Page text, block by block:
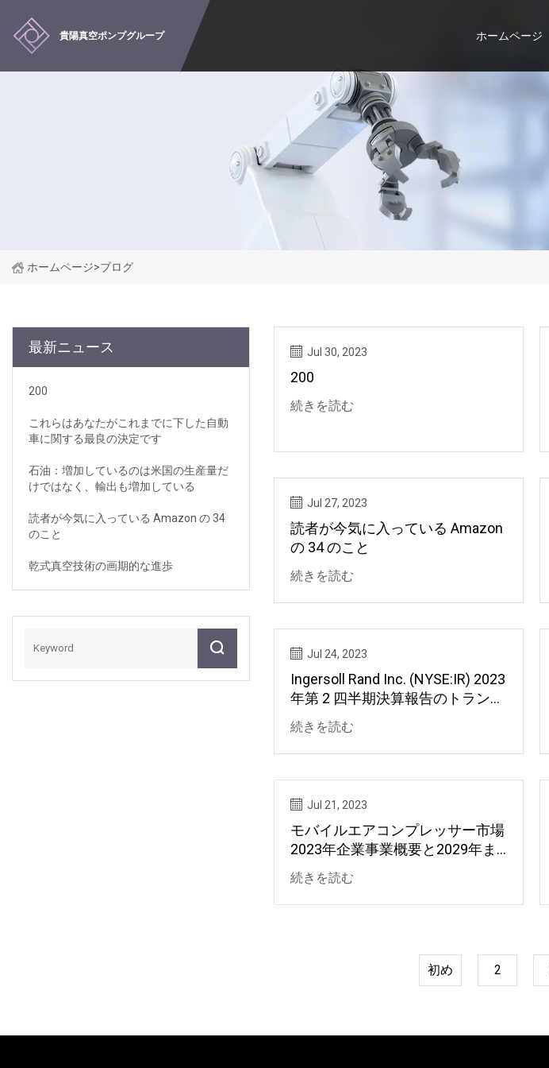
貴陽真空ポンプグループ ホームページ
ホームページ>ブログ
最新ニュース
200
これらはあなたがこれまでに下した自動
車に関する最良の決定です
石油：増加しているのは米国の生産量だ
けではなく、輸出も増加している
読者が今気に入っている Amazon の 34
のこと
乾式真空技術の画期的な進歩
Jul 30, 2023
200
続きを読む
Jul 27, 2023
読者が今気に入っている Amazon
の 34 のこと
続きを読む
Jul 24, 2023
Ingersoll Rand Inc. (NYSE:IR) 2023
年第 2 四半期決算報告のトランス
クリプト
続きを読む
Jul 21, 2023
モバイルエアコンプレッサー市場
2023年企業事業概要と2029年ま
での予測
続きを読む
初め 2